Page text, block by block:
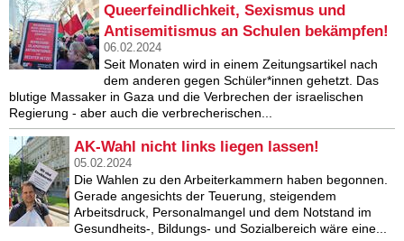
Queerfeindlichkeit, Sexismus und
Antisemitismus an Schulen bekämpfen!
06.02.2024
Seit Monaten wird in einem Zeitungsartikel nach
dem anderen gegen Schüler*innen gehetzt. Das
blutige Massaker in Gaza und die Verbrechen der israelischen
Regierung - aber auch die verbrecherischen...
AK-Wahl nicht links liegen lassen!
05.02.2024
Die Wahlen zu den Arbeiterkammern haben begonnen.
Gerade angesichts der Teuerung, steigendem
Arbeitsdruck, Personalmangel und dem Notstand im
Gesundheits-, Bildungs- und Sozialbereich wäre eine...